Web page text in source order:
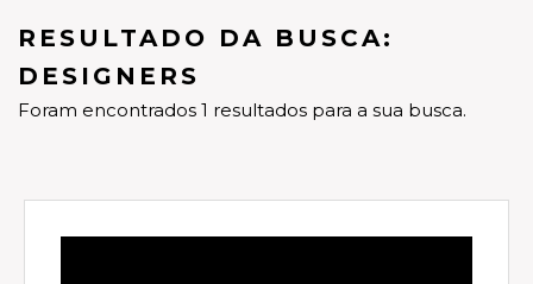
RESULTADO DA BUSCA:
DESIGNERS
Foram encontrados 1 resultados para a sua busca.